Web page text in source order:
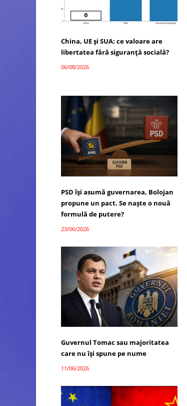
China, UE și SUA: ce valoare are
libertatea fără siguranță socială?
06/08/2026
PSD își asumă guvernarea, Bolojan
propune un pact. Se naște o nouă
formulă de putere?
23/06/2026
Guvernul Tomac sau majoritatea
care nu își spune pe nume
11/06/2026